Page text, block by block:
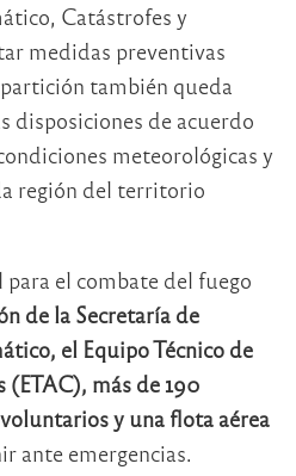
Catástrofes y
medidas preventivas
también queda
disposiciones de acuerdo
meteorológicas y
región del territorio
el combate del fuego
de la Secretaría de
el Equipo Técnico de
más de 190
y una flota aérea
ante emergencias.